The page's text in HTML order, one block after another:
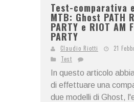
Test-comparativa
MTB: Ghost PATH
PARTY e RIOT AM
PARTY
Claudio Riotti
21
Test
In questo articolo
di effettuare una
due modelli di Ghost,